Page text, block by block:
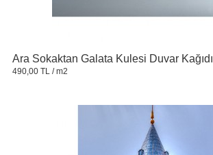
Ara Sokaktan Galata Kulesi Duvar Kağıdı
490,00 TL / m2